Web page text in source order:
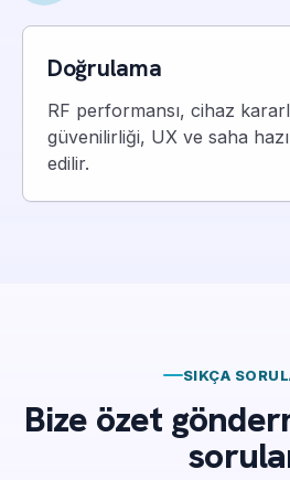
Doğrulama
RF performansı, cihaz
güvenilirliği, UX ve saha
edilir.
SIKÇA
Bize özet